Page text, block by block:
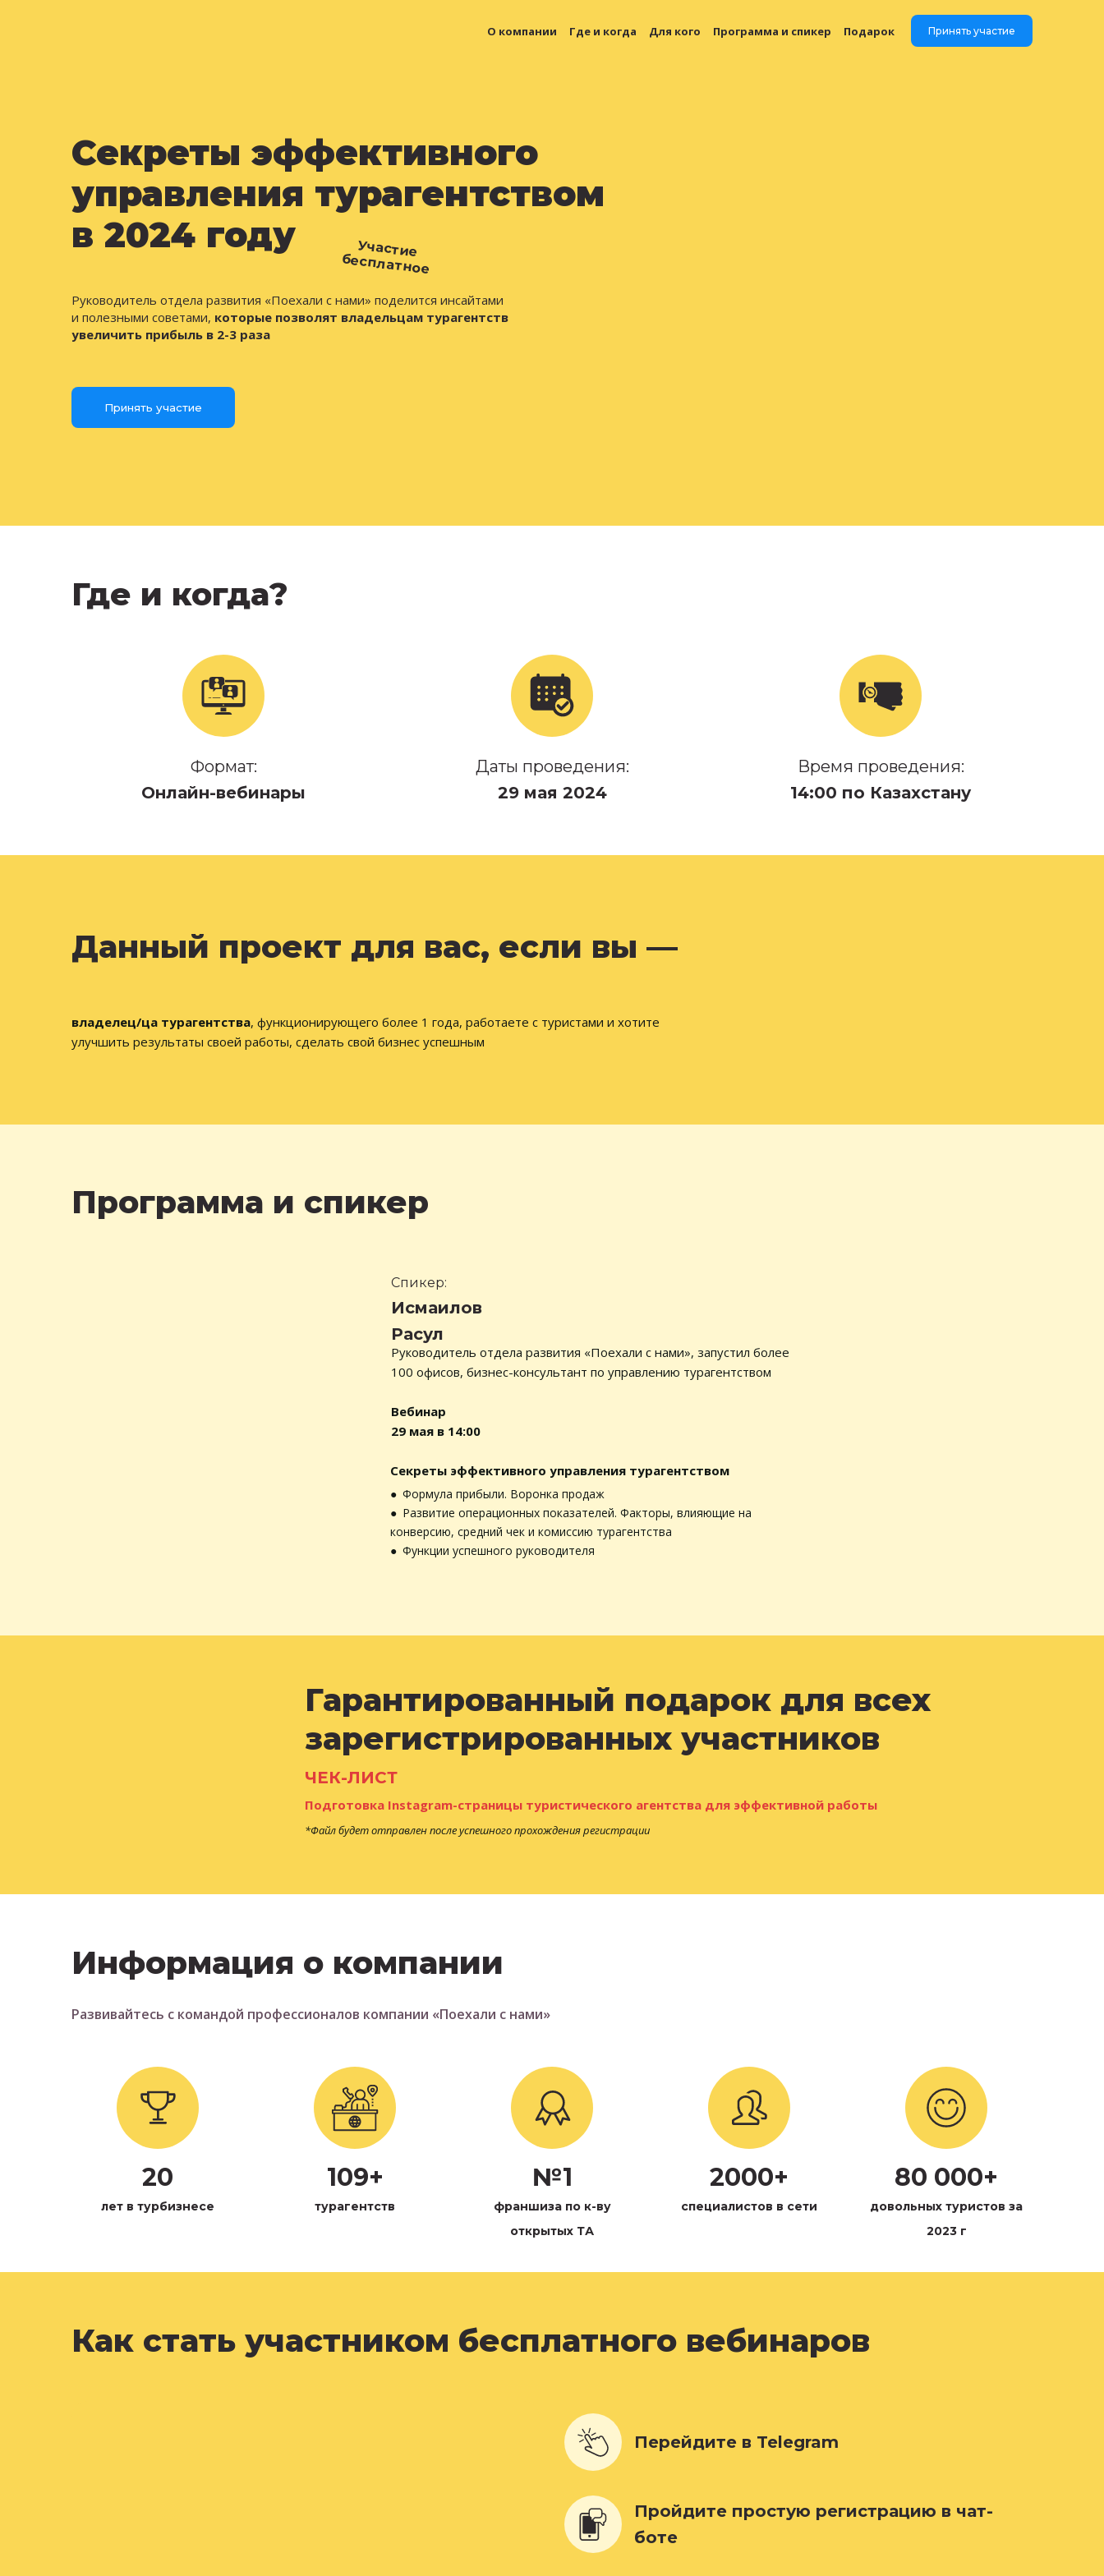
О компании Где и когда Для кого Программа и спикер Подарок Принять участие
Секреты эффективного
управления турагентством
в 2024 году
Руководитель отдела развития «Поехали с нами» поделится инсайтами
и полезными советами, которые позволят владельцам турагентств
увеличить прибыль в 2-3 раза
Принять участие
Участие
бесплатное
Где и когда?
Формат:
Онлайн-вебинары
Даты проведения:
29 мая 2024
Время проведения:
14:00 по Казахстану
Данный проект для вас, если вы —
владелец/ца турагентства, функционирующего более 1 года, работаете с туристами и хотите
улучшить результаты своей работы, сделать свой бизнес успешным
Спикер:
Исмаилов
Расул
Руководитель отдела развития «Поехали с нами», запустил более
100 офисов, бизнес-консультант по управлению турагентством
Вебинар
29 мая в 14:00
● Формула прибыли. Воронка продаж
● Развитие операционных показателей. Факторы, влияющие на
конверсию, средний чек и комиссию турагентства
● Функции успешного руководителя
Секреты эффективного управления турагентством
Программа и спикер
Гарантированный подарок для всех
зарегистрированных участников
ЧЕК-ЛИСТ
*Файл будет отправлен после успешного прохождения регистрации
Подготовка Instagram-страницы туристического агентства для эффективной работы
Информация о компании
Развивайтесь с командой профессионалов компании «Поехали с нами»
20
лет в турбизнесе
109+
турагентств
№1
франшиза по к-ву
открытых ТА
2000+
специалистов в сети
80 000+
довольных туристов за
2023 г
Как стать участником бесплатного вебинаров
Перейдите в Telegram
Пройдите простую регистрацию в чат-
боте